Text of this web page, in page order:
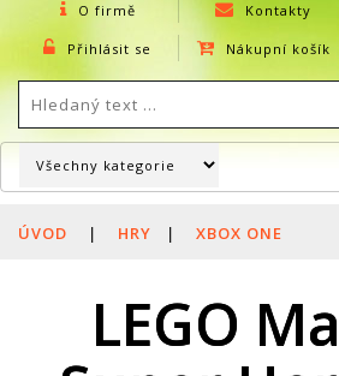
O firmě Kontakty
Přihlásit se Nákupní košík
ÚVOD | HRY | XBOX ONE
LEGO